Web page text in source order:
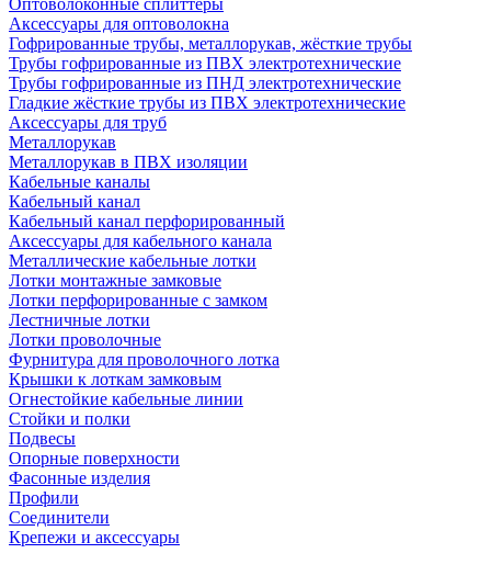
Оптоволоконные сплиттеры
Аксессуары для оптоволокна
Гофрированные трубы, металлорукав, жёсткие трубы
Трубы гофрированные из ПВХ электротехнические
Трубы гофрированные из ПНД электротехнические
Гладкие жёсткие трубы из ПВХ электротехнические
Аксессуары для труб
Металлорукав
Металлорукав в ПВХ изоляции
Кабельные каналы
Кабельный канал
Кабельный канал перфорированный
Аксессуары для кабельного канала
Металлические кабельные лотки
Лотки монтажные замковые
Лотки перфорированные с замком
Лестничные лотки
Лотки проволочные
Фурнитура для проволочного лотка
Крышки к лоткам замковым
Огнестойкие кабельные линии
Стойки и полки
Подвесы
Опорные поверхности
Фасонные изделия
Профили
Соединители
Крепежи и аксессуары